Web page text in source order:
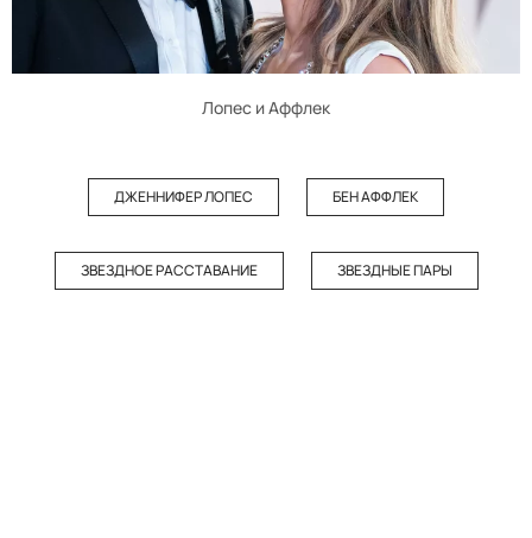
Лопес и Аффлек
ДЖЕННИФЕР ЛОПЕС БЕН АФФЛЕК
ЗВЕЗДНОЕ РАССТАВАНИЕ ЗВЕЗДНЫЕ ПАРЫ